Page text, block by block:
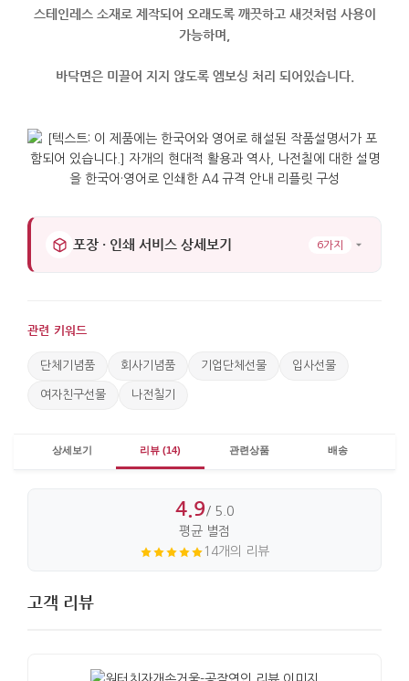
스테인레스 소재로 제작되어 오래도록 깨끗하고 새것처럼 사용이
가능하며,
바닥면은 미끌어 지지 않도록 엠보싱 처리 되어있습니다.
포장 · 인쇄 서비스 상세보기 6가지
관련 키워드
단체기념품 회사기념품 기업단체선물 입사선물
여자친구선물 나전칠기
상세보기 리뷰 (14) 관련상품 배송
4.9/ 5.0
평균 별점
14개의 리뷰
고객 리뷰